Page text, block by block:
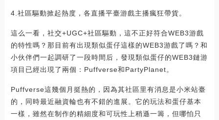
4.社區驅動掀起熱度，各直播平臺游戲主播瘋狂帶貨。
這么一看，社交+UGC+社區驅動，這不正好符合WEB3游戲
的特性嗎？那目前有出現類似蛋仔這樣的WEB3游戲了嗎？和
小伙伴們一起調研了一段時間后，發現類似蛋仔的WEB3鏈游
項目已經出現了兩個：Puffverse和PartyPlanet。
Puffverse這幾個月挺熱的，因為其社區里有消息是小米站臺
的，同時最近融資輪也有不錯的進展。它的玩法和蛋仔基本
一樣，雖然在制作的精細度和可玩性上稍遜一籌，但哪怕只